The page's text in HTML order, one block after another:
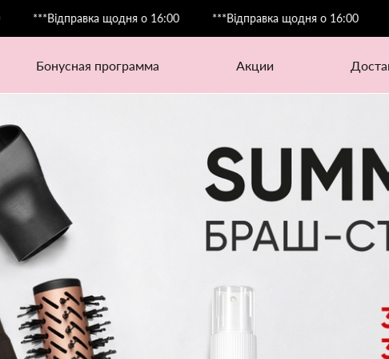
щодня о 16:00 ***Відправка щодня о 16:00 ***Відправка
бонусная программа акции